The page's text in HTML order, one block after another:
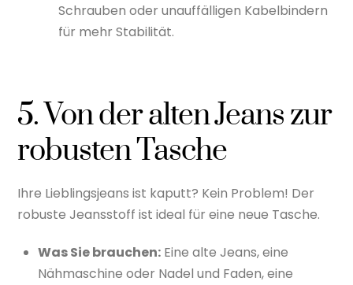
Schrauben oder unauffälligen Kabelbindern
für mehr Stabilität.
5. Von der alten Jeans zur
robusten Tasche
Ihre Lieblingsjeans ist kaputt? Kein Problem! Der
robuste Jeansstoff ist ideal für eine neue Tasche.
Was Sie brauchen: Eine alte Jeans, eine
Nähmaschine oder Nadel und Faden, eine